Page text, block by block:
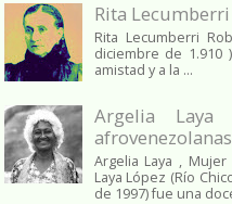
Rita
Rita Lecumberri
diciembre de 1.910
amistad y a la ...
Argelia
afrovenezolanas
Argelia Laya ,
Laya López (Río
de 1997) fue una